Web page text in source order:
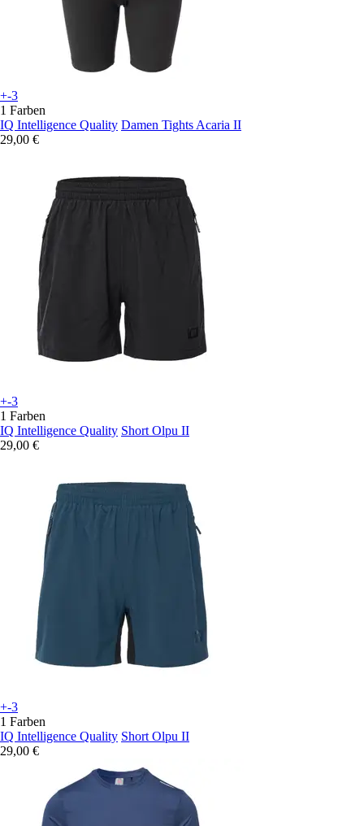
+-3
1 Farben
IQ Intelligence Quality Damen Tights Acaria II
29,00 €
+-3
1 Farben
IQ Intelligence Quality Short Olpu II
29,00 €
+-3
1 Farben
IQ Intelligence Quality Short Olpu II
29,00 €